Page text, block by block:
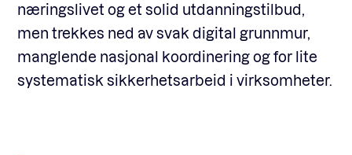
næringslivet og et solid utdanningstilbud,
men trekkes ned av svak digital grunnmur,
manglende nasjonal koordinering og for lite
systematisk sikkerhetsarbeid i virksomheter.